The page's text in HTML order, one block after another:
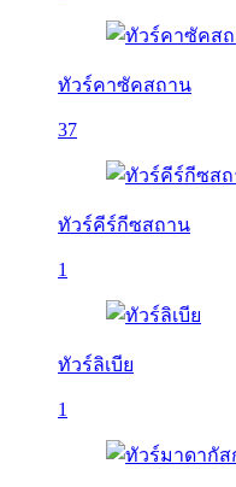
ทัวร์คาซัคสถาน
37
ทัวร์คีร์กีซสถาน
1
ทัวร์ลิเบีย
1